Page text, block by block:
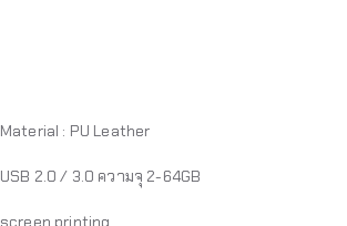
Material : PU Leather
USB 2.0 / 3.0 ความจุ 2-64GB
screen printing